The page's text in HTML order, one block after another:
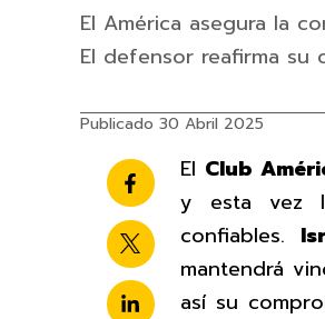
El América asegura la
El defensor reafirma su
Publicado 30 Abril 2025
El Club
y esta vez
confiables.
mantendrá
así su